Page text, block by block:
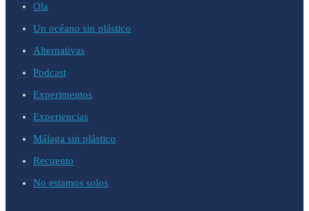
Ola
Un océano sin plástico
Alternativas
Podcast
Experimentos
Experiencias
Málaga sin plástico
Recuento
No estamos solos